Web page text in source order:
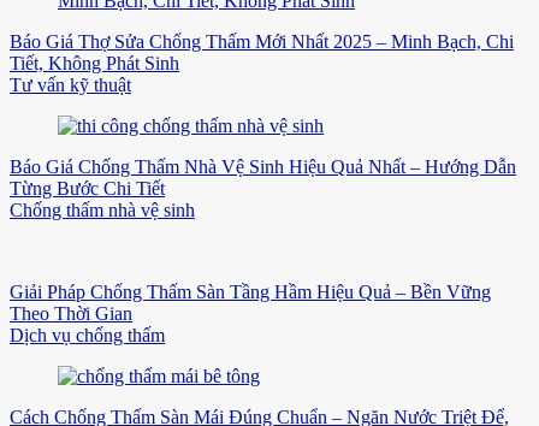
Báo Giá Thợ Sửa Chống Thấm Mới Nhất 2025 – Minh Bạch, Chi
Tiết, Không Phát Sinh
Tư vấn kỹ thuật
Báo Giá Chống Thấm Nhà Vệ Sinh Hiệu Quả Nhất – Hướng Dẫn
Từng Bước Chi Tiết
Chống thấm nhà vệ sinh
Giải Pháp Chống Thấm Sàn Tầng Hầm Hiệu Quả – Bền Vững
Theo Thời Gian
Dịch vụ chống thấm
Cách Chống Thấm Sàn Mái Đúng Chuẩn – Ngăn Nước Triệt Để,